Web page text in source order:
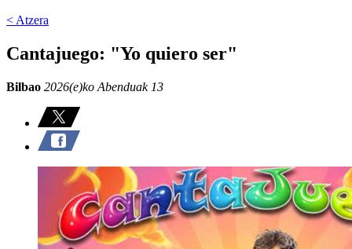
< Atzera
Cantajuego: "Yo quiero ser"
Bilbao 2026(e)ko Abenduak 13